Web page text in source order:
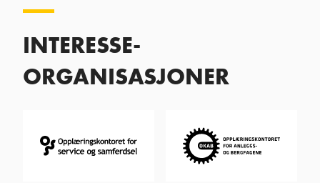
INTERESSE-
ORGANISASJONER